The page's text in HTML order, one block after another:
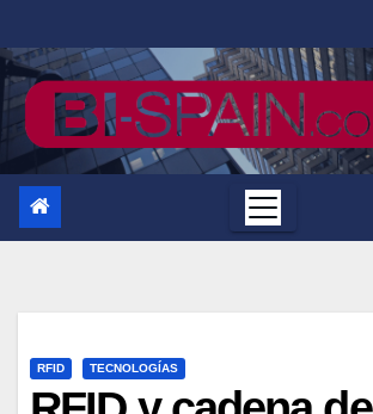
al
contenido
RFID TECNOLOGÍAS